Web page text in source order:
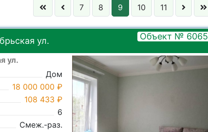
Цена:
Ничего не выбрано
Город: Ничего не выбрано
7 8 9 10 11
ул. Объект № 6065
ул.
Дом
18 000 000 ₽
108 433 ₽
6
Смеж.-раз.